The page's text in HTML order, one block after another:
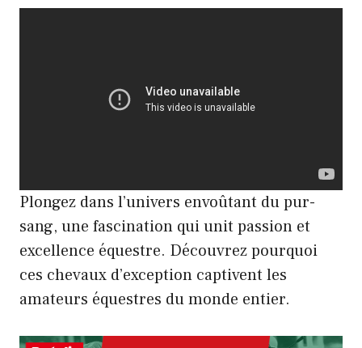
Plongez dans l’univers envoûtant du pur-
sang, une fascination qui unit passion et
excellence équestre. Découvrez pourquoi
ces chevaux d’exception captivent les
amateurs équestres du monde entier.